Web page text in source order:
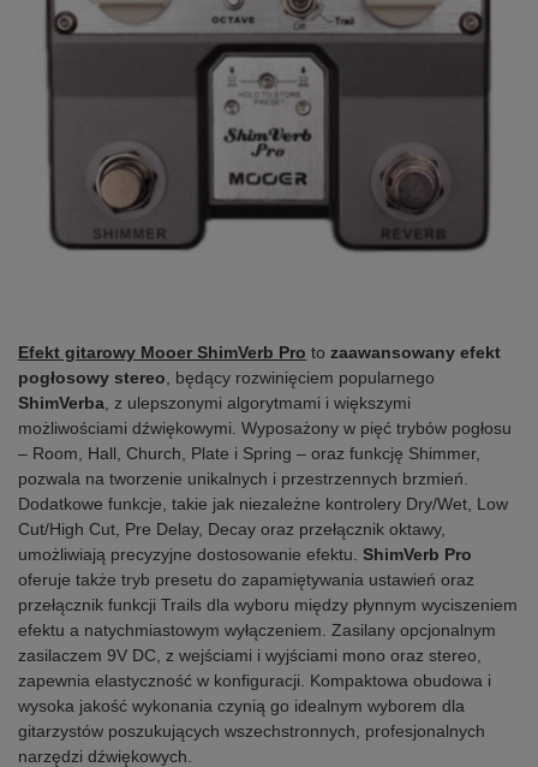
Efekt gitarowy Mooer ShimVerb Pro to zaawansowany efekt
pogłosowy stereo , będący rozwinięciem popularnego
ShimVerba , z ulepszonymi algorytmami i większymi
możliwościami dźwiękowymi. Wyposażony w pięć trybów pogłosu
– Room, Hall, Church, Plate i Spring – oraz funkcję Shimmer,
pozwala na tworzenie unikalnych i przestrzennych brzmień.
Dodatkowe funkcje, takie jak niezależne kontrolery Dry/Wet, Low
Cut/High Cut, Pre Delay, Decay oraz przełącznik oktawy,
umożliwiają precyzyjne dostosowanie efektu. ShimVerb Pro
oferuje także tryb presetu do zapamiętywania ustawień oraz
przełącznik funkcji Trails dla wyboru między płynnym wyciszeniem
efektu a natychmiastowym wyłączeniem. Zasilany opcjonalnym
zasilaczem 9V DC, z wejściami i wyjściami mono oraz stereo,
zapewnia elastyczność w konfiguracji. Kompaktowa obudowa i
wysoka jakość wykonania czynią go idealnym wyborem dla
gitarzystów poszukujących wszechstronnych, profesjonalnych
narzędzi dźwiękowych.